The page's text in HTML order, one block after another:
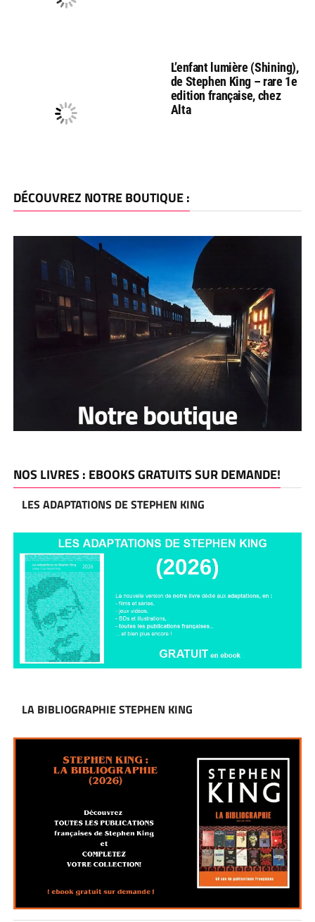
L’enfant lumière (Shining),
de Stephen King – rare 1e
edition française, chez
Alta
DÉCOUVREZ NOTRE BOUTIQUE :
NOS LIVRES : EBOOKS GRATUITS SUR DEMANDE!
LES ADAPTATIONS DE STEPHEN KING
LA BIBLIOGRAPHIE STEPHEN KING